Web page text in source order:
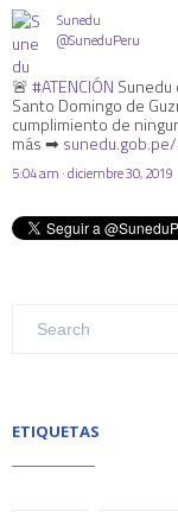
Sunedu
@SuneduPeru
🚨#ATENCIÓN
Santo Domingo de
cumplimiento de
más ➡
5:04 am · diciembre 30, 2019
ETIQUETAS